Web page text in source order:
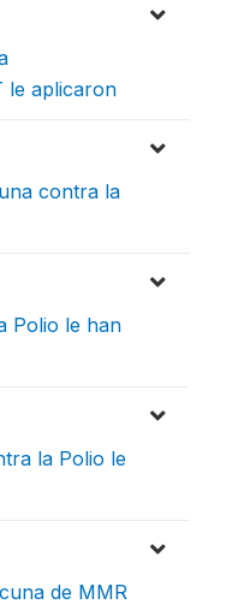
le aplicaron
contra la
Polio le han
la Polio le
de MMR